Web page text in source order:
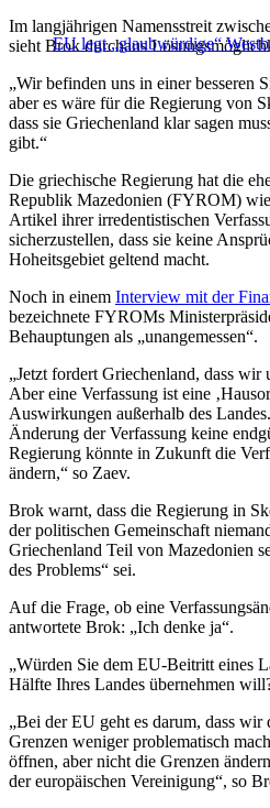
EU legt „glaubwürdige“
Im langjährigen Namensstreit
sieht Brok durchaus
„Wir befinden uns in einer besseren
aber es wäre für die Regierung von
dass sie Griechenland klar sagen
gibt.“
Die griechische Regierung hat die
Republik Mazedonien (FYROM)
Artikel ihrer irredentistischen
sicherzustellen, dass sie keine
Hoheitsgebiet geltend macht.
Noch in einem Interview mit der
bezeichnete FYROMs
Behauptungen als „unangemessen“.
„Jetzt fordert Griechenland, dass wir
Aber eine Verfassung ist eine
Auswirkungen außerhalb des
Änderung der Verfassung keine
Regierung könnte in Zukunft die
ändern,“ so Zaev.
Brok warnt, dass die Regierung in
der politischen Gemeinschaft
Griechenland Teil von Mazedonien
des Problems“ sei.
Auf die Frage, ob eine
antwortete Brok: „Ich denke ja“.
„Würden Sie dem EU-Beitritt eines
Hälfte Ihres Landes übernehmen
„Bei der EU geht es darum, dass wir
Grenzen weniger problematisch
öffnen, aber nicht die Grenzen
der europäischen Vereinigung“, so